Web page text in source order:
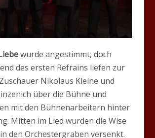
wurde angestimmt, doch
des ersten Refrains liefen zur
Nikolaus Kleine und
über die Bühne und
mit den Bühnenarbeitern hinter
Mitten im Lied wurden die Wise
den Orchestergraben versenkt.